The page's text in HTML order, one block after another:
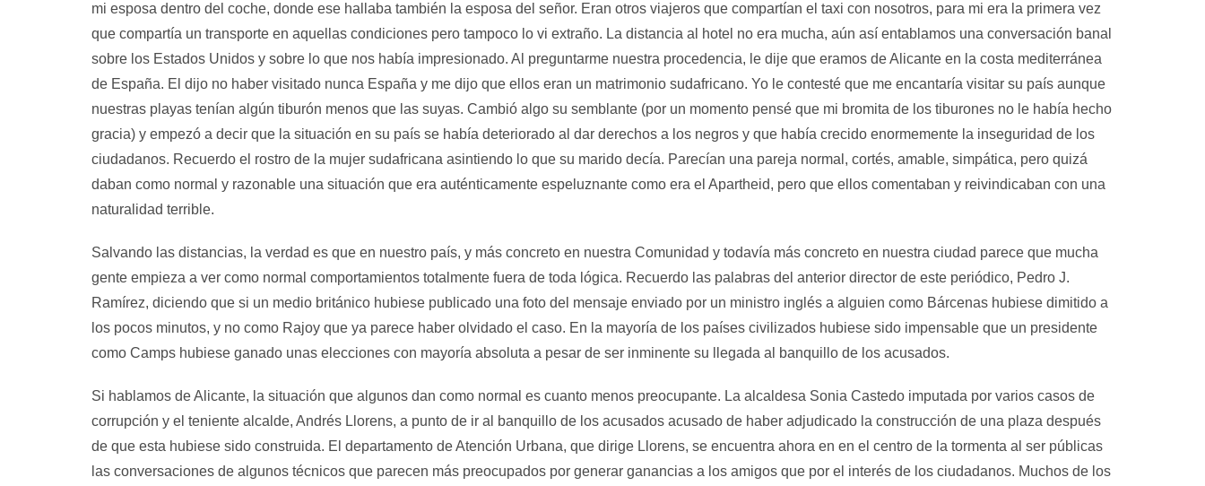
mi esposa dentro del coche, donde ese hallaba también la esposa del señor. Eran otros viajeros que compartían el taxi con nosotros, para mi era la primera vez
que compartía un transporte en aquellas condiciones pero tampoco lo vi extraño. La distancia al hotel no era mucha, aún así entablamos una conversación banal
sobre los Estados Unidos y sobre lo que nos había impresionado. Al preguntarme nuestra procedencia, le dije que eramos de Alicante en la costa mediterránea
de España. El dijo no haber visitado nunca España y me dijo que ellos eran un matrimonio sudafricano. Yo le contesté que me encantaría visitar su país aunque
nuestras playas tenían algún tiburón menos que las suyas. Cambió algo su semblante (por un momento pensé que mi bromita de los tiburones no le había hecho
gracia) y empezó a decir que la situación en su país se había deteriorado al dar derechos a los negros y que había crecido enormemente la inseguridad de los
ciudadanos. Recuerdo el rostro de la mujer sudafricana asintiendo lo que su marido decía. Parecían una pareja normal, cortés, amable, simpática, pero quizá
daban como normal y razonable una situación que era auténticamente espeluznante como era el Apartheid, pero que ellos comentaban y reivindicaban con una
naturalidad terrible.
Salvando las distancias, la verdad es que en nuestro país, y más concreto en nuestra Comunidad y todavía más concreto en nuestra ciudad parece que mucha
gente empieza a ver como normal comportamientos totalmente fuera de toda lógica. Recuerdo las palabras del anterior director de este periódico, Pedro J.
Ramírez, diciendo que si un medio británico hubiese publicado una foto del mensaje enviado por un ministro inglés a alguien como Bárcenas hubiese dimitido a
los pocos minutos, y no como Rajoy que ya parece haber olvidado el caso. En la mayoría de los países civilizados hubiese sido impensable que un presidente
como Camps hubiese ganado unas elecciones con mayoría absoluta a pesar de ser inminente su llegada al banquillo de los acusados.
Si hablamos de Alicante, la situación que algunos dan como normal es cuanto menos preocupante. La alcaldesa Sonia Castedo imputada por varios casos de
corrupción y el teniente alcalde, Andrés Llorens, a punto de ir al banquillo de los acusados acusado de haber adjudicado la construcción de una plaza después
de que esta hubiese sido construida. El departamento de Atención Urbana, que dirige Llorens, se encuentra ahora en en el centro de la tormenta al ser públicas
las conversaciones de algunos técnicos que parecen más preocupados por generar ganancias a los amigos que por el interés de los ciudadanos. Muchos de los